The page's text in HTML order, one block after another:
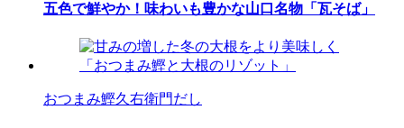
五色で鮮やか！味わいも豊かな山口名物「瓦そば」
おつまみ鰹久右衛門だし